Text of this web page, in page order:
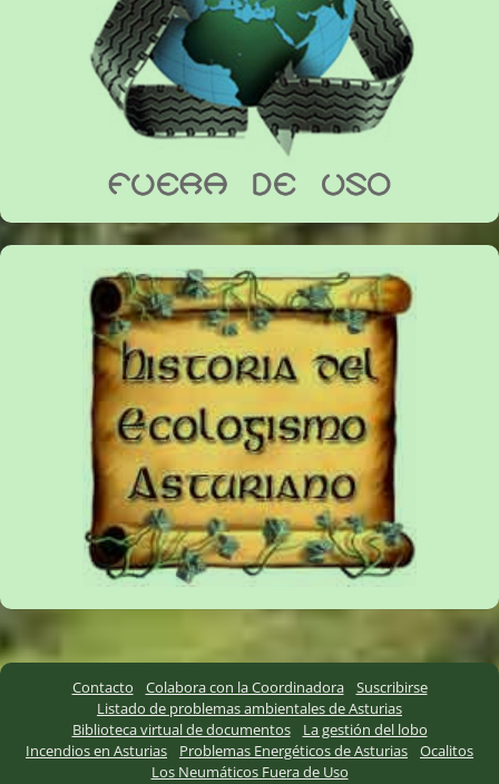
Contacto Colabora con la Coordinadora
Suscribirse
Listado de problemas ambientales de Asturias
Biblioteca virtual de documentos
La gestión del lobo
Incendios en Asturias
Problemas Energéticos de Asturias
Ocalitos
Los Neumáticos Fuera de Uso